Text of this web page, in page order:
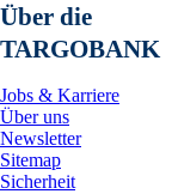
Über die
TARGOBANK
Jobs & Karriere
Über uns
Newsletter
Sitemap
Sicherheit